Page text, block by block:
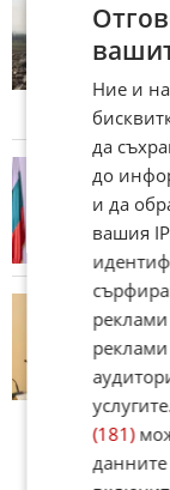
Ние и
да
до
и да
вашия
(181)
данните